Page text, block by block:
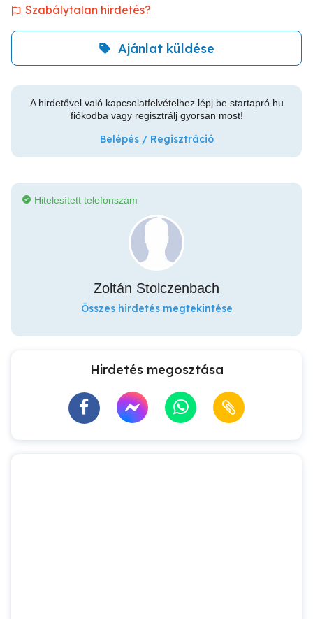
Szabálytalan hirdetés?
Ajánlat küldése
A hirdetővel való kapcsolatfelvételhez lépj be startapró.hu
fiókodba vagy regisztrálj gyorsan most!
Belépés / Regisztráció
Hitelesített telefonszám
Zoltán Stolczenbach
Összes hirdetés megtekintése
Hirdetés megosztása